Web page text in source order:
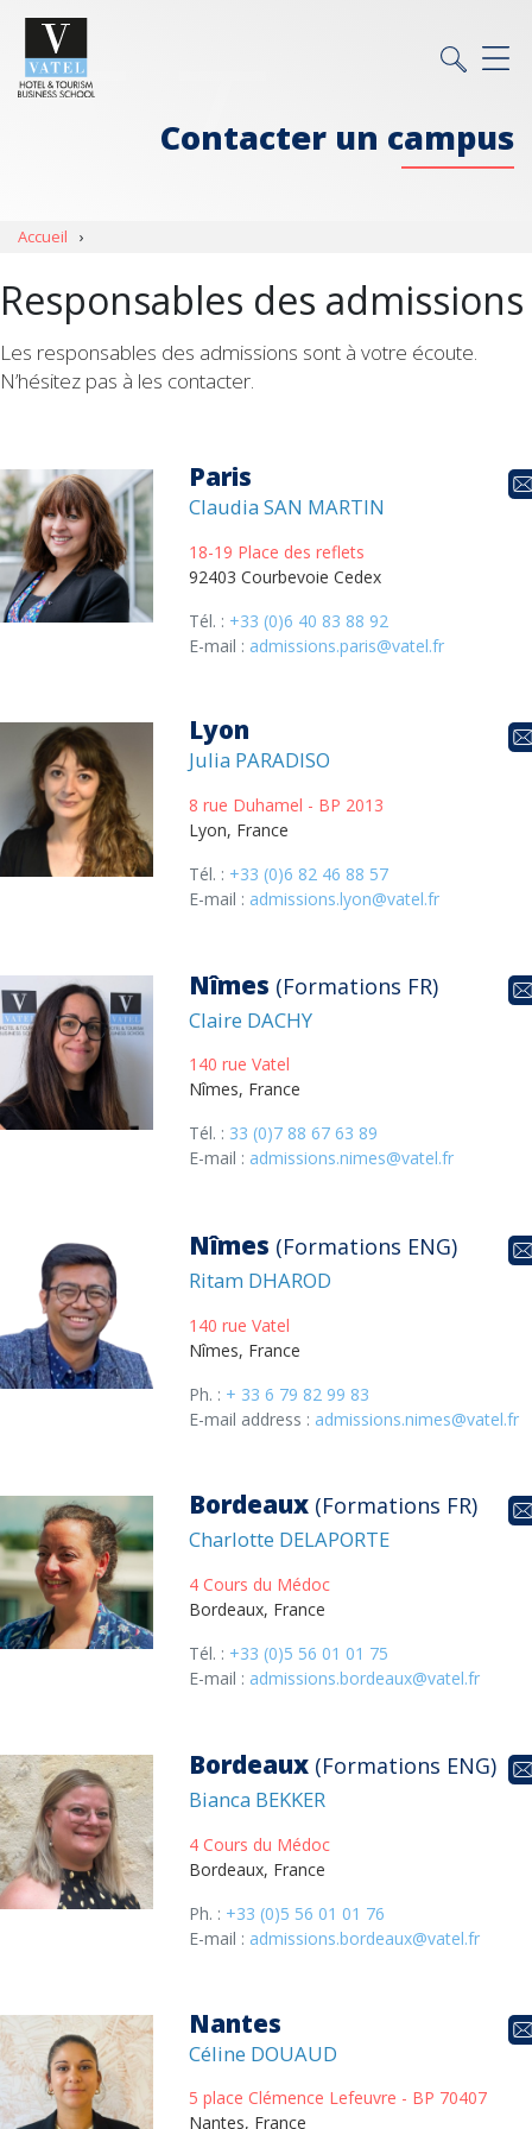
Contacter un campus
Accueil ›
Responsables des admissions
Les responsables des admissions sont à votre écoute.
N’hésitez pas à les contacter.
Paris
Claudia SAN MARTIN
18-19 Place des reflets
92403 Courbevoie Cedex
Tél. : +33 (0)6 40 83 88 92
E-mail : admissions.paris@vatel.fr
Lyon
Julia PARADISO
8 rue Duhamel - BP 2013
Lyon, France
Tél. : +33 (0)6 82 46 88 57
E-mail : admissions.lyon@vatel.fr
Nîmes (Formations FR)
Claire DACHY
140 rue Vatel
Nîmes, France
Tél. : 33 (0)7 88 67 63 89
E-mail : admissions.nimes@vatel.fr
Nîmes (Formations ENG)
Ritam DHAROD
140 rue Vatel
Nîmes, France
Ph. : + 33 6 79 82 99 83
E-mail address : admissions.nimes@vatel.fr
Bordeaux (Formations FR)
Charlotte DELAPORTE
4 Cours du Médoc
Bordeaux, France
Tél. : +33 (0)5 56 01 01 75
E-mail : admissions.bordeaux@vatel.fr
Bordeaux (Formations ENG)
Bianca BEKKER
4 Cours du Médoc
Bordeaux, France
Ph. : +33 (0)5 56 01 01 76
E-mail : admissions.bordeaux@vatel.fr
Nantes
Céline DOUAUD
5 place Clémence Lefeuvre - BP 70407
Nantes, France